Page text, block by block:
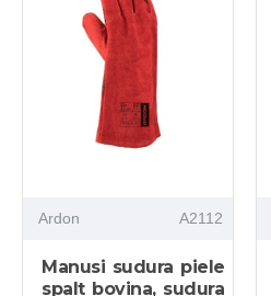
Ardon A2112
Manusi sudura piele
spalt bovina, sudura